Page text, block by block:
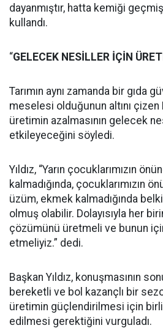
dayanmıştır, hatta kemiği
kullandı.
“GELECEK NESİLLER İÇİN
Tarımın aynı zamanda bir gıda
meselesi olduğunun altını çizen
üretimin azalmasının gelecek
etkileyeceğini söyledi.
Yıldız, “Yarın çocuklarımızın
kalmadığında, çocuklarımızın
üzüm, ekmek kalmadığında
olmuş olabilir. Dolayısıyla her
çözümünü üretmeli ve bunun
etmeliyiz.” dedi.
Başkan Yıldız, konuşmasının
bereketli ve bol kazançlı bir
üretimin güçlendirilmesi için
edilmesi gerektiğini vurguladı.